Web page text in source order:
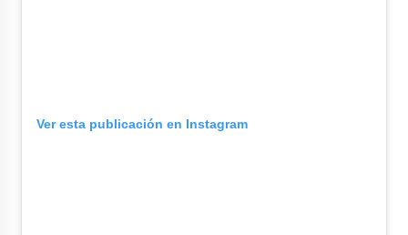
Ver esta publicación en Instagram